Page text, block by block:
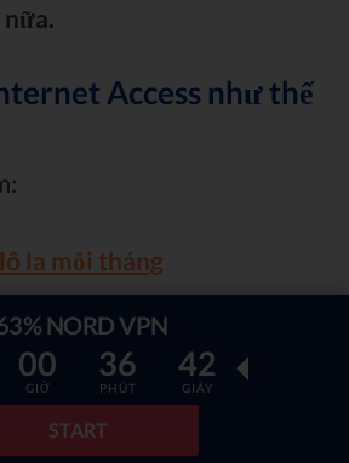
Access như thế
la mỗi tháng
la mỗi tháng
la mỗi tháng
lạ ở đây (
NORD VPN
00
GIỜ
36
PHÚT
40
GIÂY
START